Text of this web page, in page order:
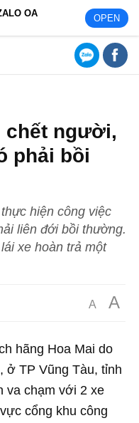
OA OPEN
chết người,
phải bồi
hiện công việc
liên đới bồi thường.
xe hoàn trả một
A A
hãng Hoa Mai do
ở TP Vũng Tàu, tỉnh
va chạm với 2 xe
cổng khu công